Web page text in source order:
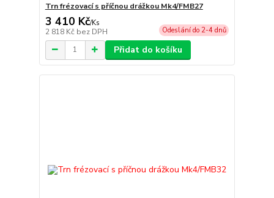
Trn frézovací s příčnou drážkou Mk4/FMB27
3 410 Kč/Ks
2 818 Kč bez DPH Odeslání do 2-4 dnů
Přidat do košíku